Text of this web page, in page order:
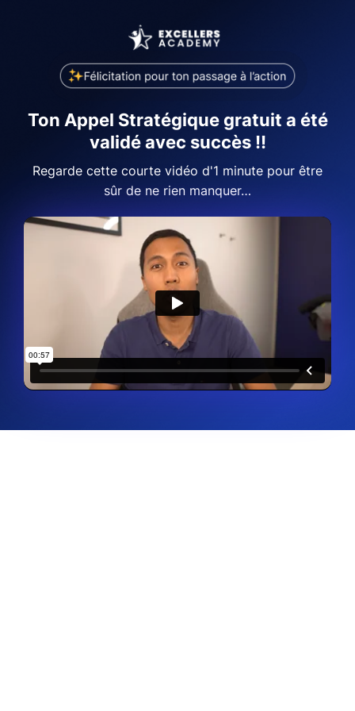
Ton Appel Stratégique gratuit a été
validé avec succès !!
Regarde cette courte vidéo d'1 minute pour être
sûr de ne rien manquer…